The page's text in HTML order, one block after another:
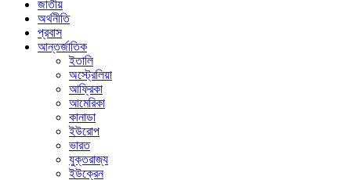
জাতীয়
অর্থনীতি
প্রবাস
আন্তর্জাতিক
ইতালি
অস্ট্রেলিয়া
আফ্রিকা
আমেরিকা
কানাডা
ইউরোপ
ভারত
যুক্তরাজ্য
ইউক্রেন